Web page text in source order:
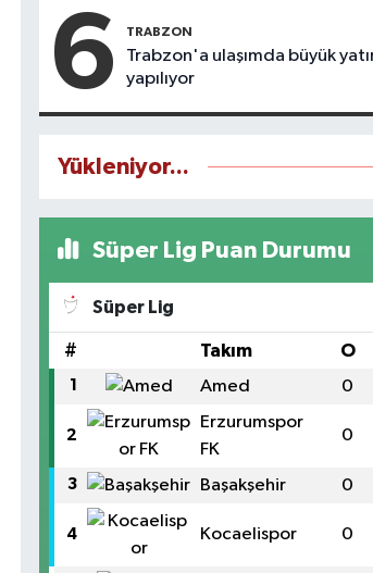
6 TRABZON
Trabzon'a ulaşımda büyük
yapılıyor
Yükleniyor...
Süper Lig Puan Durumu
Süper Lig
# Takım O
1 Amed 0
2
Erzurumspor
FK
0
3 Başakşehir 0
4 Kocaelispor 0